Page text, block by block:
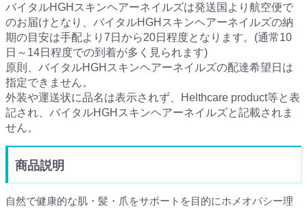
バイタルHGHスキンヘアーネイルズは発送国より航空便で
のお届けとなり、バイタルHGHスキンヘアーネイルズの納
期の目安は手配より7日から20日程度となります。(通常10
日～14日程度での到着が多く見られます)
原則、バイタルHGHスキンヘアーネイルズの配達希望日は
指定できません。
外装や運送状に品名は表示されず、Helthcare product等と表
記され、バイタルHGHスキンヘアーネイルズと記載されま
せん。
商品説明
自然で健康的な肌・髪・爪をサポートを目的にホメオパシー理